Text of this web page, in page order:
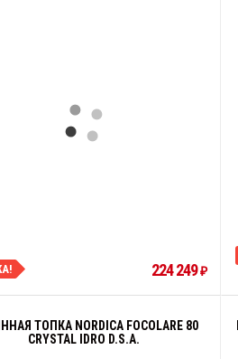
224 249₽
ТОПКА NORDICA FOCOLARE 80
CRYSTAL IDRO D.S.A.